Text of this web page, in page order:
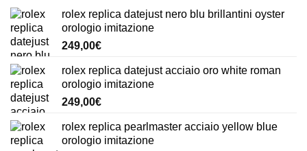
rolex replica datejust nero blu brillantini oyster
orologio imitazione
249,00€
rolex replica datejust acciaio oro white roman
orologio imitazione
249,00€
rolex replica pearlmaster acciaio yellow blue
orologio imitazione